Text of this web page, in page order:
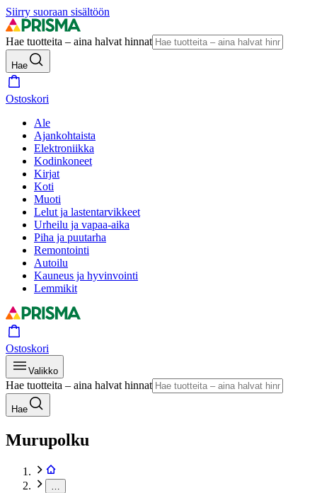
Siirry suoraan sisältöön
Hae tuotteita – aina halvat hinnat
Hae
Ostoskori
Ale
Ajankohtaista
Elektroniikka
Kodinkoneet
Kirjat
Koti
Muoti
Lelut ja lastentarvikkeet
Urheilu ja vapaa-aika
Piha ja puutarha
Remontointi
Autoilu
Kauneus ja hyvinvointi
Lemmikit
Ostoskori
Valikko
Hae tuotteita – aina halvat hinnat
Hae
Murupolku